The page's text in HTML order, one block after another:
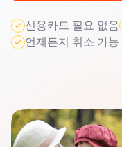
신용카드 필요 없음
언제든지 취소 가능